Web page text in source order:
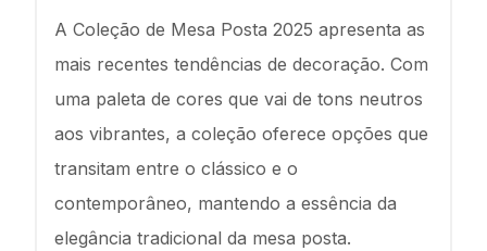
A Coleção de Mesa Posta 2025 apresenta as
mais recentes tendências de decoração. Com
uma paleta de cores que vai de tons neutros
aos vibrantes, a coleção oferece opções que
transitam entre o clássico e o
contemporâneo, mantendo a essência da
elegância tradicional da mesa posta.